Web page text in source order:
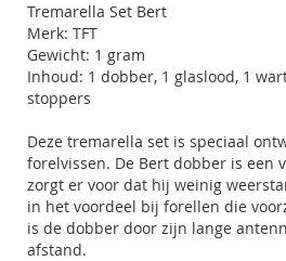
Tremarella Set Bert
Merk: TFT
Gewicht: 1 gram
Inhoud: 1 dobber, 1 glaslood, 1
stoppers
Deze tremarella set is speciaal
forelvissen. De Bert dobber is een
zorgt er voor dat hij weinig
in het voordeel bij forellen die
is de dobber door zijn lange
afstand.